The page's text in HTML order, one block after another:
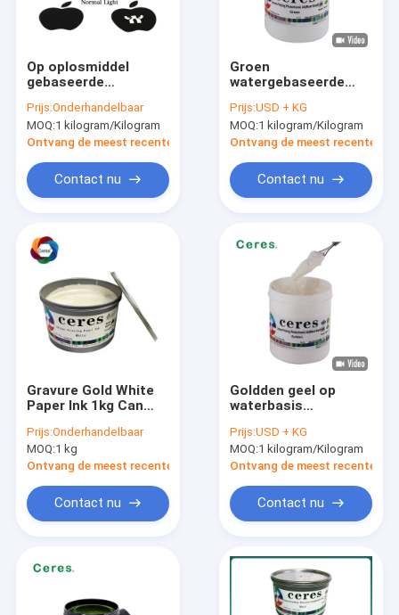
Ongeveer ons
Contacteer ons
Nieuws
Verzoek om een Citaat
Offsetdrukinkt
UV-offsetinkt
Offsetdrukplaten
Afdrukken van rubberen dekens
De Chemische producten van de compensatiedruk
Onderdelen voor drukkerijen
Beveiligingswatermerk papier
Op oplosmiddel
gebaseerde
Normale droge
offset UV-
onzichtbare inkt
Prijs:Onderhandelbaar
MOQ:1 kilogram/Kilogram
Ontvang de meest recente Prijs
Contact nu
Groen
watergebaseerde
Beveiligingsdrukink
Prijs:USD + KG
MOQ:1 kilogram/Kilogram
Ontvang de meest recente
Contact nu
Gravure Gold White
Paper Ink 1kg Can
Pearl Ink Offset
Printing
Prijs:Onderhandelbaar
MOQ:1 kg
Ontvang de meest recente Prijs
Contact nu
Goldden geel op
waterbasis
Beveiligingsdrukinkt
Prijs:USD + KG
MOQ:1 kilogram/Kilogram
Ontvang de meest recente
Contact nu